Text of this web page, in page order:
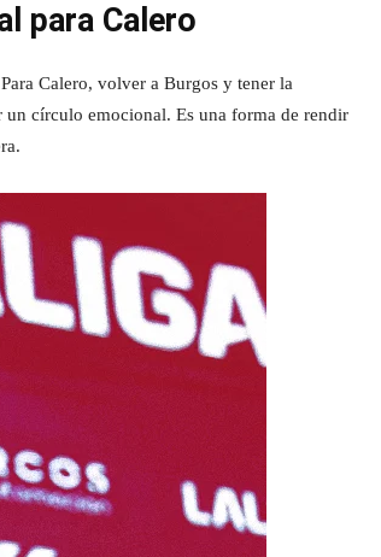
para Calero
Calero, volver a Burgos y tener la
un círculo emocional. Es una forma de rendir